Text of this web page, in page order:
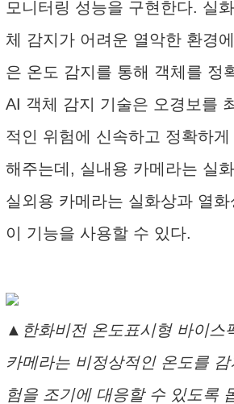
모니터링 성능을 구현한다. 실
체 감지가 어려운 열악한 환경
은 온도 감지를 통해 객체를 정
AI 객체 감지 기술은 오경보를
적인 위험에 신속하고 정확하게
해주는데, 실내용 카메라는 실
실외용 카메라는 실화상과 열
이 기능을 사용할 수 있다.
▲한화비전 온도표시형 바이스
카메라는 비정상적인 온도를
험을 조기에 대응할 수 있도록